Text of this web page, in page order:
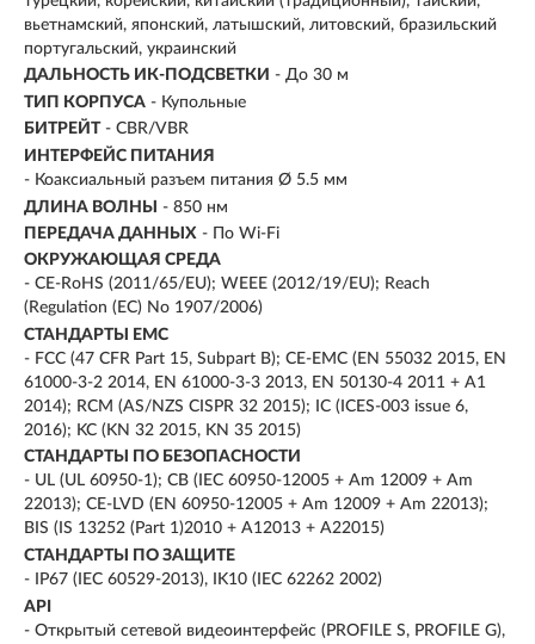
вьетнамский, японский, латышский, литовский, бразильский
португальский, украинский
ДАЛЬНОСТЬ ИК-ПОДСВЕТКИ - До 30 м
ТИП КОРПУСА - Купольные
БИТРЕЙТ - CBR/VBR
ИНТЕРФЕЙС ПИТАНИЯ
- Коаксиальный разъем питания Ø 5.5 мм
ДЛИНА ВОЛНЫ
- 850 нм
ПЕРЕДАЧА ДАННЫХ - По Wi-Fi
ОКРУЖАЮЩАЯ СРЕДА
- CE-RoHS (2011/65/EU); WEEE (2012/19/EU); Reach
(Regulation (EC) No 1907/2006)
СТАНДАРТЫ EMC
- FCC (47 CFR Part 15, Subpart B); CE-EMC (EN 55032 2015, EN
61000-3-2 2014, EN 61000-3-3 2013, EN 50130-4 2011 + A1
2014); RCM (AS/NZS CISPR 32 2015); IC (ICES-003 issue 6,
2016); KC (KN 32 2015, KN 35 2015)
СТАНДАРТЫ ПО БЕЗОПАСНОСТИ
- UL (UL 60950-1); CB (IEC 60950-12005 + Am 12009 + Am
22013); CE-LVD (EN 60950-12005 + Am 12009 + Am 22013);
BIS (IS 13252 (Part 1)2010 + A12013 + A22015)
СТАНДАРТЫ ПО ЗАЩИТЕ
- IP67 (IEC 60529-2013), IK10 (IEC 62262 2002)
API
- Открытый сетевой видеоинтерфейс (PROFILE S, PROFILE G),